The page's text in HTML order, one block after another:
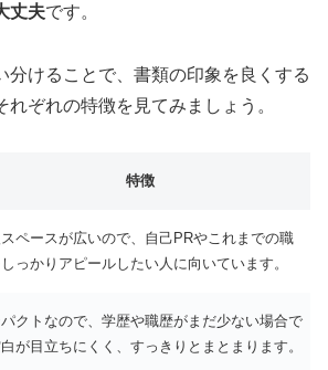
丈夫です。
分けることで、書類の印象を良くする
れぞれの特徴を見てみましょう。
特徴
ペースが広いので、自己PRやこれまでの職
っかりアピールしたい人に向いています。
パクトなので、学歴や職歴がまだ少ない場合で
が目立ちにくく、すっきりとまとまります。